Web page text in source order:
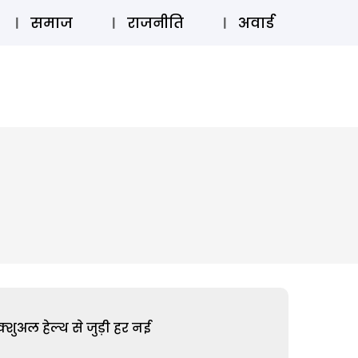
लॉग इन ⚲ SUBSCRIBE
समाज राजनीति अवार्ड
हेल्थ से जुड़ी हर नई